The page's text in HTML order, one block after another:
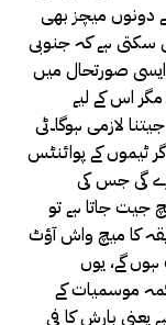
دونوں میچز بھی
سکتی ہے کہ جنوبی
صورتحال میں
اس کے لیے
لازمی ہوگا۔ٹی
ٹیموں کے پوائنٹس
کرے گی جس کی
جیت جاتا ہے تو
کا میچ واش آؤٹ
گے، یوں
موسمیات کے
یعنی بارش کا فی